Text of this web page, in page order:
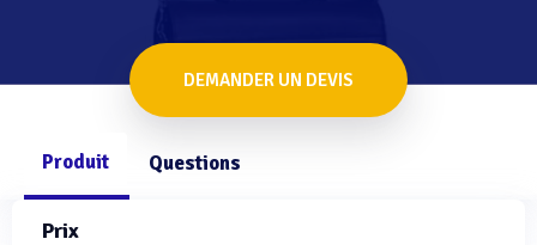
DEMANDER UN DEVIS
Produit Questions
Prix